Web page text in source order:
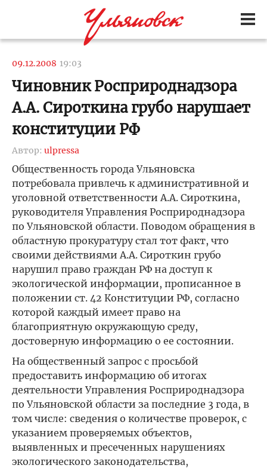
09.12.2008 19:03
Чиновник Росприроднадзора
А.А. Сироткина грубо нарушает
конституции РФ
Автор: ulpressa
Общественность города Ульяновска
потребовала привлечь к административной и
уголовной ответственности А.А. Сироткина,
руководителя Управления Росприроднадзора
по Ульяновской области. Поводом обращения в
областную прокуратуру стал тот факт, что
своими действиями А.А. Сироткин грубо
нарушил право граждан РФ на доступ к
экологической информации, прописанное в
положении ст. 42 Конституции РФ, согласно
которой каждый имеет право на
благоприятную окружающую среду,
достоверную информацию о ее состоянии.
На общественный запрос с просьбой
предоставить информацию об итогах
деятельности Управления Росприроднадзора
по Ульяновской области за последние 3 года, в
том числе: сведения о количестве проверок, с
указанием проверяемых объектов,
выявленных и пресеченных нарушениях
экологического законодательства,